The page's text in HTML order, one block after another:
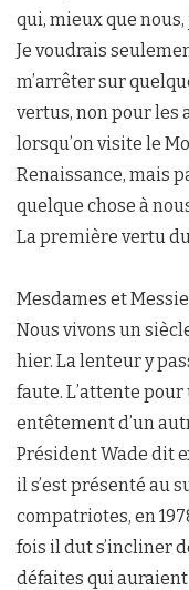
qui, mieux que nous,
Je voudrais
m’arrêter sur
vertus, non pour les
lorsqu’on visite le
Renaissance, mais
quelque chose à
La première vertu
Mesdames et
Nous vivons un
hier. La lenteur y
faute. L’attente
entêtement d’un
Président Wade dit
il s’est présenté au
compatriotes, en
fois il dut s’incliner
défaites qui